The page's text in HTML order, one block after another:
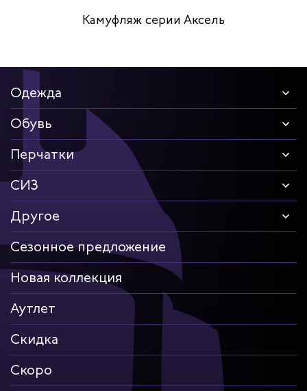
Обувь Трейсер Сити (Tracer-
Одежда
Обувь
Перчатки
СИЗ
Другое
Сезонное предложение
Новая коллекция
Аутлет
Скидка
Скоро